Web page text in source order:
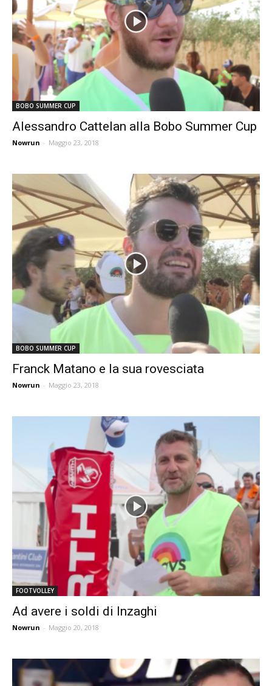
BOBO SUMMER CUP
Alessandro Cattelan alla Bobo Summer Cup
Nowrun - Maggio 23, 2018
BOBO SUMMER CUP
Franck Matano e la sua rovesciata
Nowrun - Maggio 23, 2018
FOOTVOLLEY
Ad avere i soldi di Inzaghi
Nowrun - Maggio 20, 2018